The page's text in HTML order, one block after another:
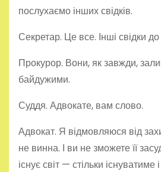
послухаємо інших свідків.
Секретар. Це все. Інші свідки
Прокурор. Вони, як завжди,
байдужими.
Суддя. Адвокате, вам слово.
Адвокат. Я відмовляюся від
не винна. І ви не зможете її
існує світ — стільки існуватиме